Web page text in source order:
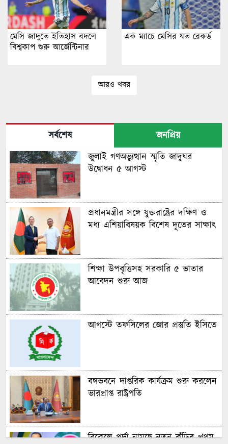
মেসি জাদুতে ইতিহাস বদলে
বিশ্বকাপ শুরু আর্জেন্টিনার
এক ম্যাচে মেসির যত রেকর্ড
আরও খবর
সর্বশেষ
জনপ্রিয়
জুলাই গণঅভ্যুত্থান স্মৃতি জাদুঘর
উদ্বোধন ৫ আগস্ট
প্রধানমন্ত্রীর সঙ্গে যুক্তরাষ্ট্রের দক্ষিণ ও
মধ্য এশিয়াবিষয়ক বিশেষ দূতের সাক্ষাৎ
শিক্ষা উপবৃত্তিসহ সরকারি ৫ ভাতার
আবেদন শুরু আজ
আগস্টে তফসিলের জোর প্রস্তুতি ইসিতে
বঙ্গভবনে দাপ্তরিক কার্যক্রম শুরু করলেন
ভারপ্রাপ্ত রাষ্ট্রপতি
বিকেলে পর্দা নামছে নতুন কুঁড়ির প্রথম